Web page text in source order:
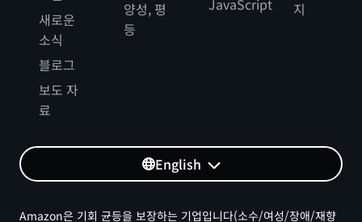
새로운
소식
블로그
보도 자
료
양성, 평
등
JavaScript
지
English
Amazon은 기회 균등을 보장하는 기업입니다(소수/여성/장애/재향